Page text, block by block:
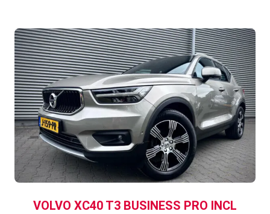
VOLVO XC40 T3 BUSINESS PRO INCL